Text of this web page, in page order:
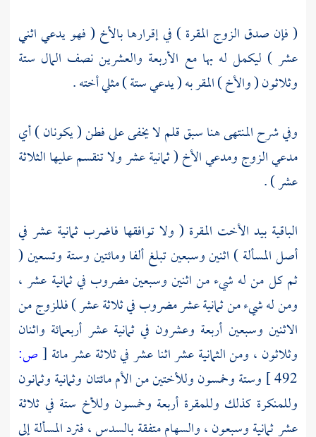
( فإن صدق الزوج المقرة ) في إقرارها بالأخ ( فهو يدعي اثني
عشر ) ليكمل له بها مع الأربعة والعشرين نصف المال ستة
وثلاثون ( والأخ ) المقر به ( يدعي ستة ) مثلي أخته .
وفي شرح المنتهى هنا سبق قلم لا يخفى على فطن ( يكونان ) أي
مدعي الزوج ومدعي الأخ ( ثمانية عشر ولا تنقسم عليها الثلاثة
عشر ) .
الباقية بيد الأخت المقرة ( ولا توافقها فاضرب ثمانية عشر في
أصل المسألة ) اثنين وسبعين تبلغ ألفا ومائتين وستة وتسعين (
ثم كل من له شيء من اثنين وسبعين مضروب في ثمانية عشر ،
ومن له شيء من ثمانية عشر مضروب في ثلاثة عشر ) فللزوج من
الاثنين وسبعين أربعة وعشرون في ثمانية عشر أربعمائة واثنان
وثلاثون ، ومن الثمانية عشر اثنا عشر في ثلاثة عشر مائة [ص:
492 ] وستة وخمسون وللأختين من الأم مائتان وثمانية وثمانون
وللمنكرة كذلك وللمقرة أربعة وخمسون وللأخ ستة في ثلاثة
عشر ثمانية وسبعون ، والسهام متفقة بالسدس ، فترد المسألة إلى